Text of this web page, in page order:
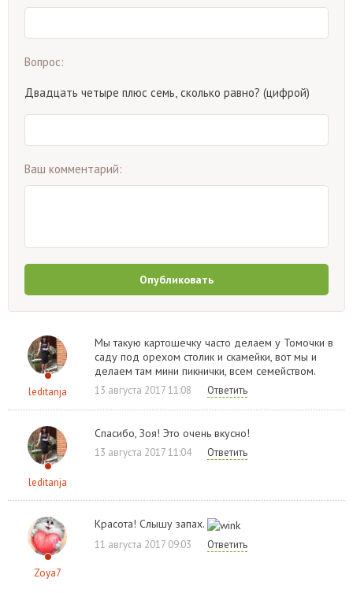
Вопрос:
Двадцать четыре плюс семь, сколько равно? (цифрой)
Ваш комментарий:
Опубликовать
leditanja
Мы такую картошечку часто делаем у Томочки в
саду под орехом столик и скамейки, вот мы и
делаем там мини пикнички, всем семейством.
13 августа 2017 11:08 Ответить
leditanja
Спасибо, Зоя! Это очень вкусно!
13 августа 2017 11:04 Ответить
Zoya7
Красота! Слышу запах.
11 августа 2017 09:03 Ответить